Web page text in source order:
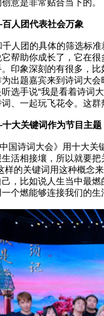
意是非常贴合当下的。
人团代表社会万象
人团的具体的筛选标准
帮助你成长了，它在
印象深刻的有很多，
出题嘉宾来到诗词大
选手说“我是看着诗词
、一起玩飞花令。这
大关键词作为节目主题
国诗词大会》用十大关
活相接壤，所以就要
这样的关键词用这种概
，比如说人生当中最
个燃能够连接我们的生